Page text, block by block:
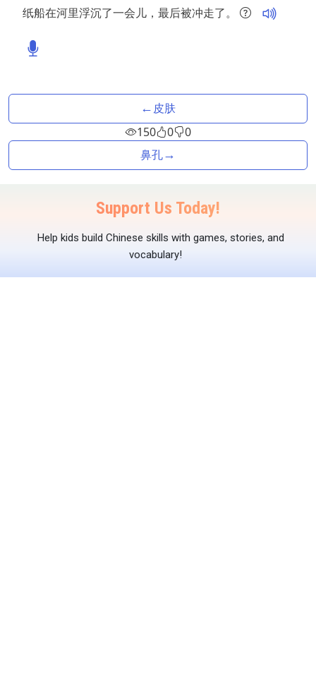
纸船在河里浮沉了一会儿，最后被冲走了。
← 皮肤
150 0 0
鼻孔→
Support Us Today!
Help kids build Chinese skills with games, stories, and
vocabulary!